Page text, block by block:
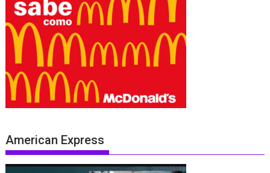
American Express